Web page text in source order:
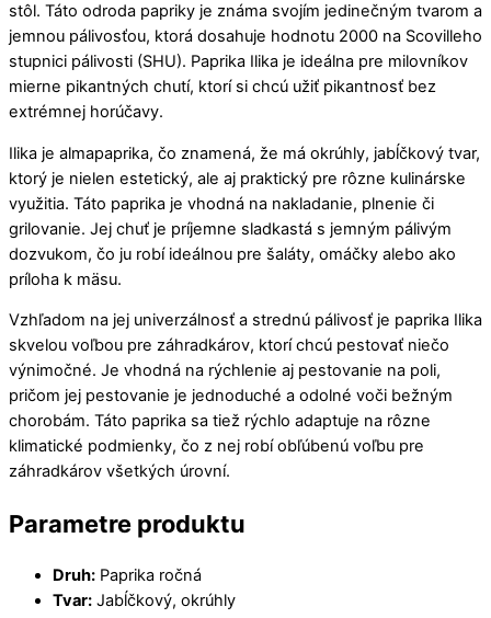
stôl. Táto odroda papriky je známa svojím jedinečným tvarom a
jemnou pálivosťou, ktorá dosahuje hodnotu 2000 na Scovilleho
stupnici pálivosti (SHU). Paprika Ilika je ideálna pre milovníkov
mierne pikantných chutí, ktorí si chcú užiť pikantnosť bez
extrémnej horúčavy.
Ilika je almapaprika, čo znamená, že má okrúhly, jabĺčkový tvar,
ktorý je nielen estetický, ale aj praktický pre rôzne kulinárske
využitia. Táto paprika je vhodná na nakladanie, plnenie či
grilovanie. Jej chuť je príjemne sladkastá s jemným pálivým
dozvukom, čo ju robí ideálnou pre šaláty, omáčky alebo ako
príloha k mäsu.
Vzhľadom na jej univerzálnosť a strednú pálivosť je paprika Ilika
skvelou voľbou pre záhradkárov, ktorí chcú pestovať niečo
výnimočné. Je vhodná na rýchlenie aj pestovanie na poli,
pričom jej pestovanie je jednoduché a odolné voči bežným
chorobám. Táto paprika sa tiež rýchlo adaptuje na rôzne
klimatické podmienky, čo z nej robí obľúbenú voľbu pre
záhradkárov všetkých úrovní.
Parametre produktu
Druh: Paprika ročná
Tvar: Jabĺčkový, okrúhly